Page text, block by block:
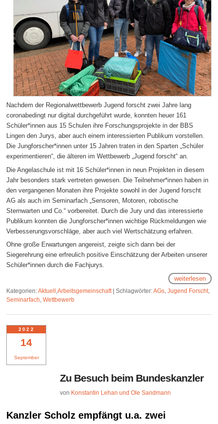
Nachdem der Regionalwettbewerb Jugend forscht zwei Jahre lang
coronabedingt nur digital durchgeführt wurde, konnten heuer 161
Schüler*innen aus 15 Schulen ihre Forschungsprojekte in der BBS
Lingen den Jurys, aber auch einem interessierten Publikum vorstellen.
Die Jungforscher*innen unter 15 Jahren traten in den Sparten „Schüler
experimentieren“, die älteren im Wettbewerb „Jugend forscht“ an.
Die Angelaschule ist mit 16 Schüler*innen in neun Projekten in diesem
Jahr besonders stark vertreten gewesen. Die Teilnehmer*innen haben in
den vergangenen Monaten ihre Projekte sowohl in der Jugend forscht
AG als auch im Seminarfach „Sensoren, Motoren, robotische
Sternwarten und Co.“ vorbereitet. Durch die Jury und das interessierte
Publikum konnten die Jungforscher*innen wichtige Rückmeldungen wie
Verbesserungsvorschläge, aber auch viel Wertschätzung erfahren.
Ohne große Erwartungen angereist, zeigte sich dann bei der
Siegerehrung eine erfreulich positive Einschätzung der Arbeiten unserer
Schüler*innen durch die Fachjurys.
weiterlesen
Kategorien:Aktuell ,Arbeitsgemeinschaft |Schlagwörter:AGs,Jugend Forscht,
Seminarfach,Wettbewerb
14
September
2022
Zu Besuch beim Bundeskanzler
von Konstantin Lehan und Ole Sandmann
Kanzler Scholz empfängt u.a. zwei